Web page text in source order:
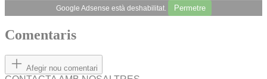
Google Adsense està deshabilitat. Permetre
Comentaris
Afegir nou comentari